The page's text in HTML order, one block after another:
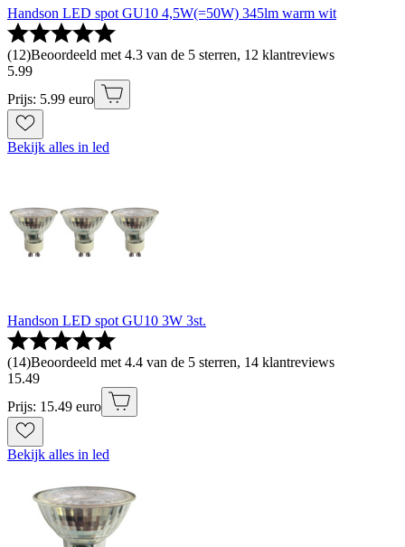
Handson LED spot GU10 4,5W(=50W) 345lm warm wit
(12)Beoordeeld met 4.3 van de 5 sterren, 12 klantreviews
5.99
Prijs: 5.99 euro
Bekijk alles in led
Handson LED spot GU10 3W 3st.
(14)Beoordeeld met 4.4 van de 5 sterren, 14 klantreviews
15.49
Prijs: 15.49 euro
Bekijk alles in led